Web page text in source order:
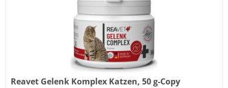
Reavet Gelenk Komplex Katzen, 50 g-Copy